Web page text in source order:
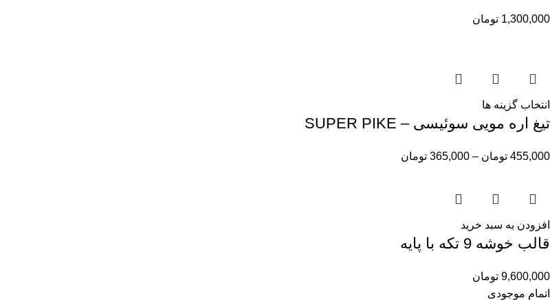
1,300,000 تومان
انتخاب گزینه ها
تیغ اره مویی سوئیسی – SUPER PIKE
455,000 تومان –
365,000 تومان
افزودن به سبد خرید
قالب خوشه 9 تکه با پایه
9,600,000 تومان
اتمام موجودی